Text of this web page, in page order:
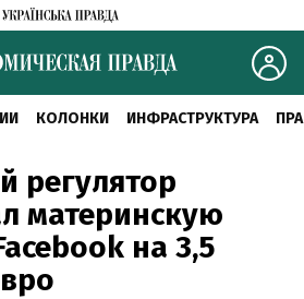
КОЛОНКИ ИНФРАСТРУКТУРА
регулятор
материнскую
на 3,5